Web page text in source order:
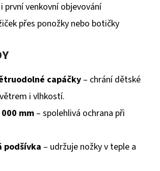
první venkovní objevování
přes ponožky nebo botičky
capáčky – chrání dětské
i vlhkostí.
mm – spolehlivá ochrana při
podšívka – udržuje nožky v teple a